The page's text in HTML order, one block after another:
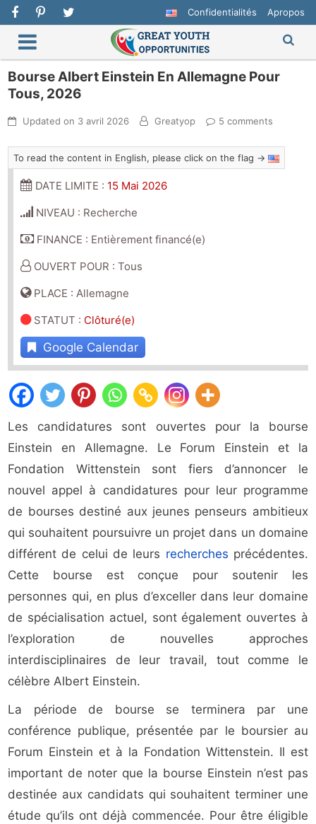
Confidentialités Apropos
Bourse Albert Einstein En Allemagne Pour
Tous, 2026
Updated on 3 avril 2026 Greatyop 5 comments
To read the content in English, please click on the flag →
DATE LIMITE : 15 Mai 2026
NIVEAU : Recherche
FINANCE : Entièrement financé(e)
OUVERT POUR : Tous
PLACE : Allemagne
STATUT : Clôturé(e)
Google Calendar
Les candidatures sont ouvertes pour la bourse
Einstein en Allemagne. Le Forum Einstein et la
Fondation Wittenstein sont fiers d’annoncer le
nouvel appel à candidatures pour leur programme
de bourses destiné aux jeunes penseurs ambitieux
qui souhaitent poursuivre un projet dans un domaine
différent de celui de leurs recherches précédentes.
Cette bourse est conçue pour soutenir les
personnes qui, en plus d’exceller dans leur domaine
de spécialisation actuel, sont également ouvertes à
l’exploration de nouvelles approches
interdisciplinaires de leur travail, tout comme le
célèbre Albert Einstein.
La période de bourse se terminera par une
conférence publique, présentée par le boursier au
Forum Einstein et à la Fondation Wittenstein. Il est
important de noter que la bourse Einstein n’est pas
destinée aux candidats qui souhaitent terminer une
étude qu’ils ont déjà commencée. Pour être éligible